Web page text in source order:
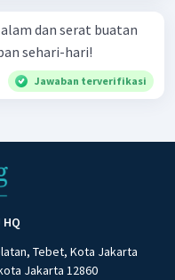
dan serat buatan
sehari-hari!
Jawaban terverifikasi
HQ
Tebet, Kota Jakarta
Jakarta 12860